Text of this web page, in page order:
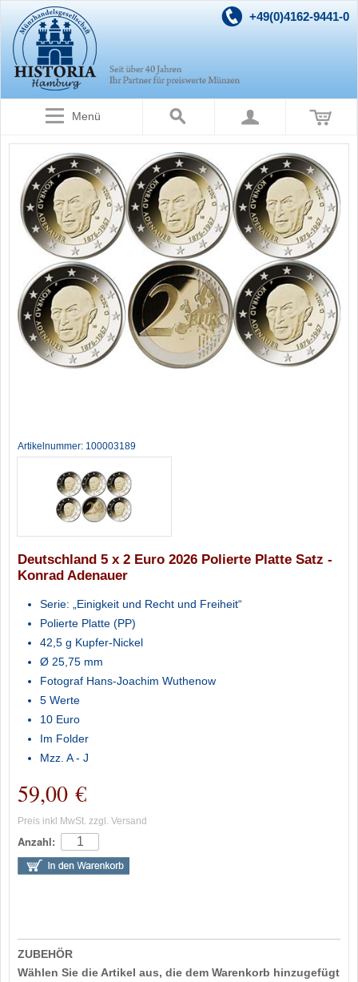
+49(0)4162-9441-0
Menü
Artikelnummer: 100003189
Deutschland 5 x 2 Euro 2026 Polierte Platte Satz -
Konrad Adenauer
Serie: „Einigkeit und Recht und Freiheit“
Polierte Platte (PP)
42,5 g Kupfer-Nickel
Ø 25,75 mm
Fotograf Hans-Joachim Wuthenow
5 Werte
10 Euro
Im Folder
Mzz. A - J
59,00 €
Preis inkl MwSt. zzgl. Versand
Anzahl:
ZUBEHÖR
Wählen Sie die Artikel aus, die dem Warenkorb hinzugefügt